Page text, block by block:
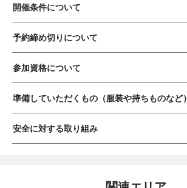
開催条件について
予約締め切りについて
参加資格について
準備していただくもの（服装や持ちものなど）
安全に対する取り組み